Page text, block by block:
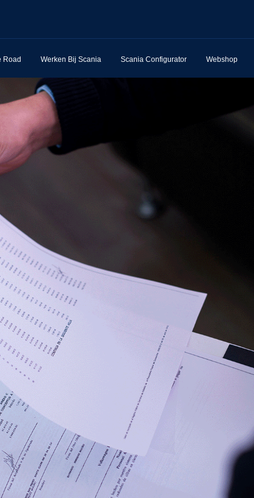
Road Werken Bij Scania Scania Configurator Webshop